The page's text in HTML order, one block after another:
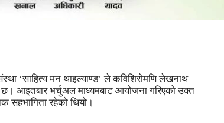
‘साहित्य मन थाइल्याण्ड’ ले कविशिरोमणि लेखनाथ
आइतबार भर्चुअल माध्यमबाट आयोजना गरिएको उक्त
सहभागिता रहेको थियो।